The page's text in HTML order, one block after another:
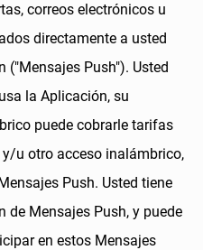
correos electrónicos u
directamente a usted
("Mensajes Push"). Usted
la Aplicación, su
puede cobrarle tarifas
u otro acceso inalámbrico,
Push. Usted tiene
Mensajes Push, y puede
en estos Mensajes